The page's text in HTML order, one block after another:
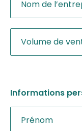
Informations